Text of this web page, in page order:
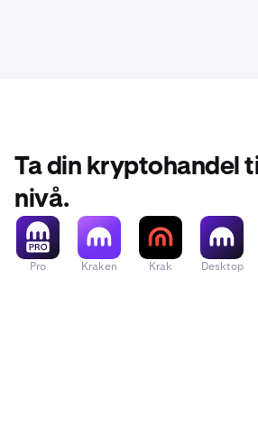
Ta din kryptohandel
nivå.
Pro Kraken Krak Desktop